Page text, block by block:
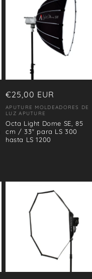
Precio
habitual
€25,00 EUR
Proveedor:
APUTURE MOLDEADORES DE
LUZ APUTURE
Octa Light Dome SE, 85
cm / 33" para LS 300
hasta LS 1200